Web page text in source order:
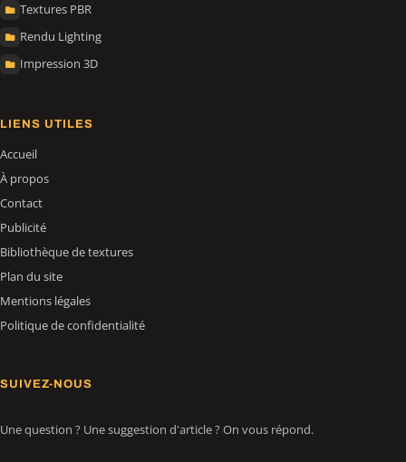
Textures PBR
Rendu Lighting
Impression 3D
LIENS UTILES
Accueil
À propos
Contact
Publicité
Bibliothèque de textures
Plan du site
Mentions légales
Politique de confidentialité
SUIVEZ-NOUS
Une question ? Une suggestion d'article ? On vous répond.